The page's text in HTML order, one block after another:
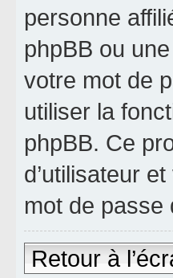
personne
phpBB ou
votre mot de
utiliser la
phpBB. Ce
d’utilisateur
mot de passe
Retour à